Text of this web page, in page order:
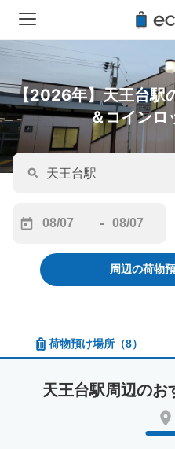
【2026年】天王台駅
＆コインロ
forward
interact
calendar
and
a
date.
-
backward
to
interact
calendar
and
a
date.
周辺の荷物
荷物預け場所 （8）
天王台駅周辺のお